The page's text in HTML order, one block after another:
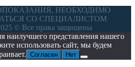
НЕОБХОДИМО
СО СПЕЦИАЛИСТОМ
© Все права защищены
наилучшего представления нашего
использовать сайт, мы будем
Согласен Нет